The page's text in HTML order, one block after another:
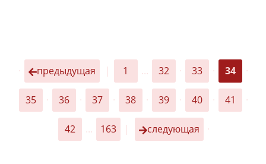
· предыдущая | 1 ... 32 · 33 · 34 ·
35 · 36 · 37 · 38 · 39 · 40 · 41 ·
42 ... 163 | следующая ·